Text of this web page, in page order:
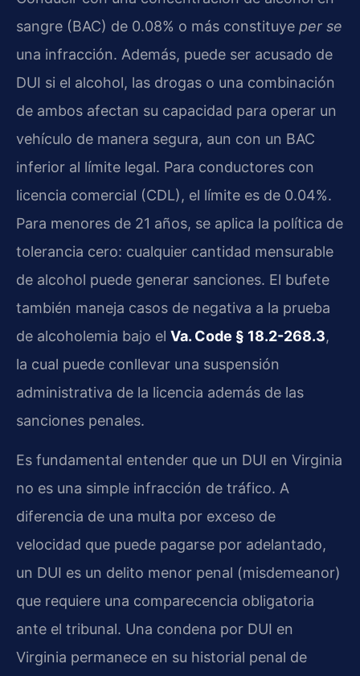
sangre (BAC) de 0.08% o más constituye per se
una infracción. Además, puede ser acusado de
DUI si el alcohol, las drogas o una combinación
de ambos afectan su capacidad para operar un
vehículo de manera segura, aun con un BAC
inferior al límite legal. Para conductores con
licencia comercial (CDL), el límite es de 0.04%.
Para menores de 21 años, se aplica la política de
tolerancia cero: cualquier cantidad mensurable
de alcohol puede generar sanciones. El bufete
también maneja casos de negativa a la prueba
de alcoholemia bajo el Va. Code § 18.2-268.3,
la cual puede conllevar una suspensión
administrativa de la licencia además de las
sanciones penales.
Es fundamental entender que un DUI en Virginia
no es una simple infracción de tráfico. A
diferencia de una multa por exceso de
velocidad que puede pagarse por adelantado,
un DUI es un delito menor penal (misdemeanor)
que requiere una comparecencia obligatoria
ante el tribunal. Una condena por DUI en
Virginia permanece en su historial penal de